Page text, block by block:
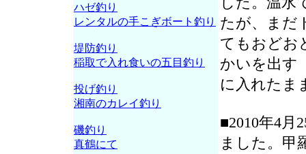
たが、まだ
てもおどお
かいを出す
に入れたま
■2010年4
ました。甲
ハゼ釣り
レンタルの手こぎボート釣り
堤防釣り
稲取で入れ食いの五目釣り
投げ釣り
湘南のカレイ釣り
磯釣り
真鶴にて